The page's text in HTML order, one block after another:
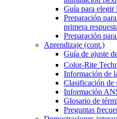
Guía para elegir
Preparación
primera
Preparación
Aprendizaje (cont.)
Guía de ajuste
Color-Rite
Información de
Clasificación de
Información
Glosario de
Preguntas